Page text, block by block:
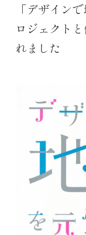
「デザイン
ロジェクト
れました